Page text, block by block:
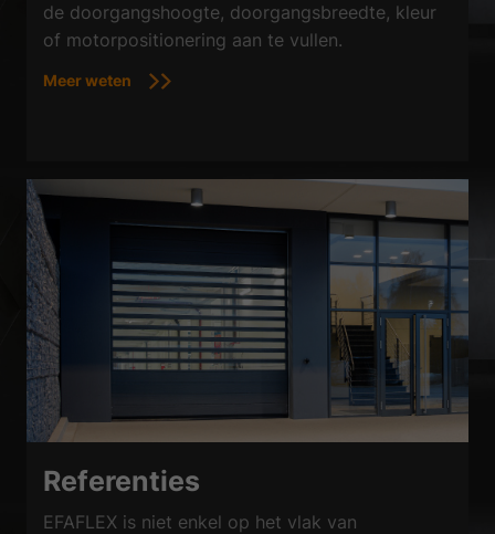
de doorgangshoogte, doorgangsbreedte, kleur
of motorpositionering aan te vullen.
Meer weten
Referenties
EFAFLEX is niet enkel op het vlak van